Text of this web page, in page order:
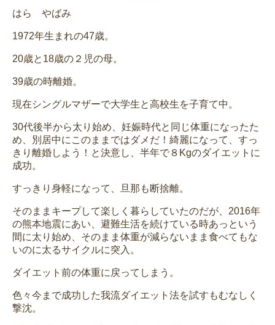
はら やばみ
1972年生まれの47歳。
20歳と18歳の２児の母。
39歳の時離婚。
現在シングルマザーで大学生と高校生を子育て中。
30代後半から太り始め、妊娠時代と同じ体重になったた
め、別居中にこのままではダメだ！綺麗になって、すっ
きり離婚しよう！と決意し、半年で８Kgのダイエットに
成功。
すっきり身軽になって、旦那も断捨離。
そのままキープして楽しく暮らしていたのだが、2016年
の熊本地震にあい、避難生活を続けている時あっという
間に太り始め、そのまま体重が減らないまま食べてもな
いのに太るサイクルに突入。
ダイエット前の体重に戻ってしまう。
色々今まで成功した我流ダイエット法を試すもむなしく
撃沈。